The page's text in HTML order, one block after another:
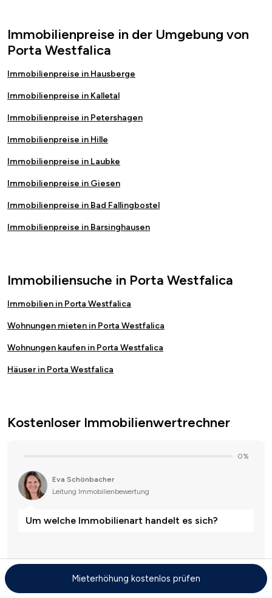
Immobilienpreise in der Umgebung von
Porta Westfalica
Immobilienpreise in Hausberge
Immobilienpreise in Kalletal
Immobilienpreise in Petershagen
Immobilienpreise in Hille
Immobilienpreise in Laubke
Immobilienpreise in Giesen
Immobilienpreise in Bad Fallingbostel
Immobilienpreise in Barsinghausen
Immobiliensuche in Porta Westfalica
Immobilien in Porta Westfalica
Wohnungen mieten in Porta Westfalica
Wohnungen kaufen in Porta Westfalica
Häuser in Porta Westfalica
Kostenloser Immobilienwertrechner
Mieterhöhung kostenlos prüfen